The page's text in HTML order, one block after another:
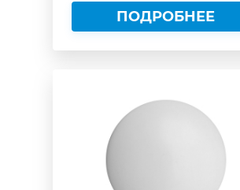
ПОДРОБНЕЕ